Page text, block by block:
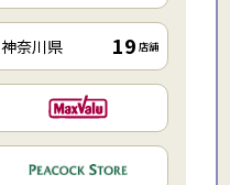
神奈川県 19 店舗